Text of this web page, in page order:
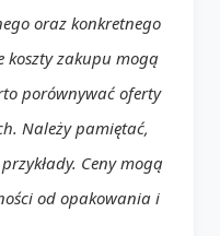
oraz konkretnego
koszty zakupu mogą
porównywać oferty
Należy pamiętać,
Ceny mogą
od opakowania i